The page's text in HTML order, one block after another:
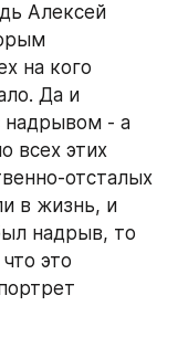
Алексей
на кого
Да и
надрывом - а
всех этих
отсталых
в жизнь, и
надрыв, то
это